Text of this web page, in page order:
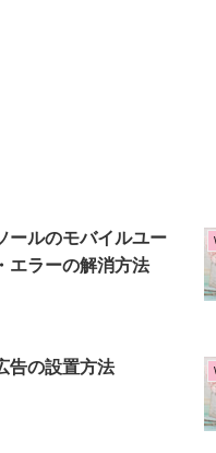
ールのモバイルユー
エラーの解消方法
告の設置方法